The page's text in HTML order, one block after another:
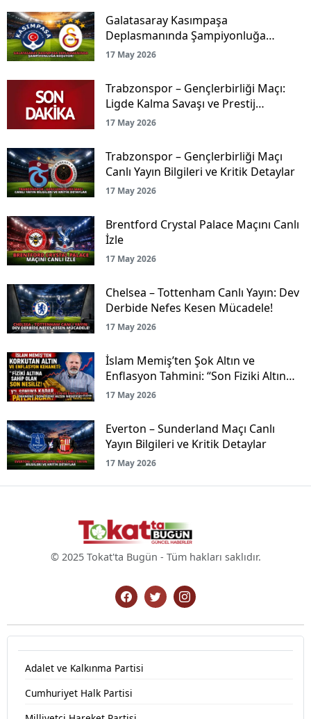
Galatasaray Kasımpaşa
Deplasmanında Şampiyonluğa
Koşuyor!
17 May 2026
Trabzonspor – Gençlerbirliği Maçı:
Ligde Kalma Savaşı ve Prestij
Mücadelesi Canlı Yayınla Ekranlarda!
17 May 2026
Trabzonspor – Gençlerbirliği Maçı
Canlı Yayın Bilgileri ve Kritik Detaylar
17 May 2026
Brentford Crystal Palace Maçını Canlı
İzle
17 May 2026
Chelsea – Tottenham Canlı Yayın: Dev
Derbide Nefes Kesen Mücadele!
17 May 2026
İslam Memiş’ten Şok Altın ve
Enflasyon Tahmini: “Son Fiziki Altın
Nesliyiz!”
17 May 2026
Everton – Sunderland Maçı Canlı
Yayın Bilgileri ve Kritik Detaylar
17 May 2026
© 2025 Tokat'ta Bugün - Tüm hakları saklıdır.
Adalet ve Kalkınma Partisi
Cumhuriyet Halk Partisi